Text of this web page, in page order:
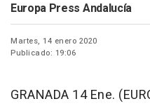
Europa Press Andalucía
Martes, 14 enero 2020
Publicado: 19:06
GRANADA 14 Ene.